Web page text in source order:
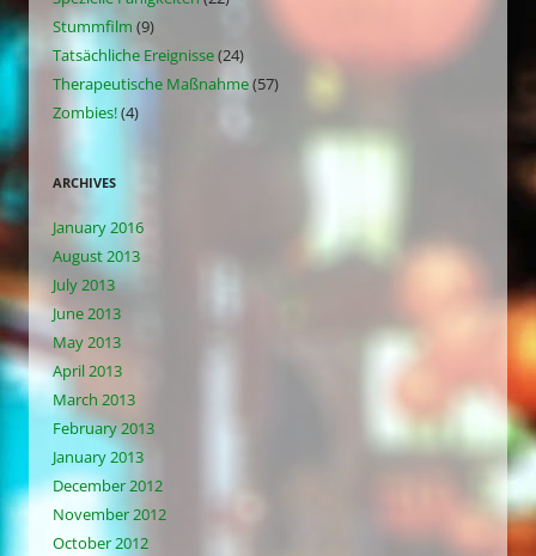
Stummfilm (9)
Tatsächliche Ereignisse(24)
Therapeutische Maßnahme(57)
Zombies!(4)
ARCHIVES
January 2016
August 2013
July 2013
June 2013
May 2013
April 2013
March 2013
February 2013
January 2013
December 2012
November 2012
October 2012